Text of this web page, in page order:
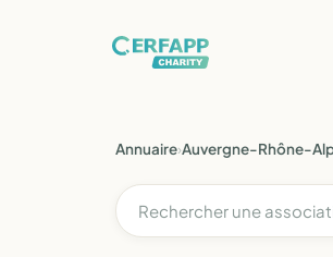
Annuaire›Auvergne-Rhône-